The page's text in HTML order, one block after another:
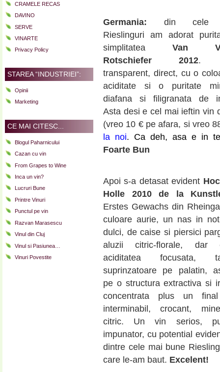
CRAMELE RECAS
DAVINO
SERVE
VINARTE
Privacy Policy
STAREA “INDUSTRIEI”:
Opinii
Marketing
CE MAI CITESC...
Blogul Paharnicului
Cazan cu vin
From Grapes to Wine
Inca un vin?
Lucruri Bune
Printre Vinuri
Punctul pe vin
Razvan Marasescu
Vinul din Cluj
Vinul si Pasiunea…
Vinuri Povestite
Germania: din cele
Rieslinguri am adorat
simplitatea Van
Rotschiefer 2012.
transparent, direct, cu o
aciditate si o puritate
diafana si filigranata de
Asta desi e cel mai ieftin vin
(vreo 10 € pe afara, si vreo
la noi. Ca deh, asa e in
Foarte Bun
Apoi s-a detasat evident
Holle 2010 de la
Erstes Gewachs din
culoare aurie, un nas in
dulci, de caise si piersici
aluzii citric-florale,
aciditatea focusata,
suprinzatoare pe palatin,
pe o structura extractiva si
concentrata plus un
interminabil, crocant,
citric. Un vin serios,
impunator, cu potential
dintre cele mai bune
care le-am baut. Excelent!